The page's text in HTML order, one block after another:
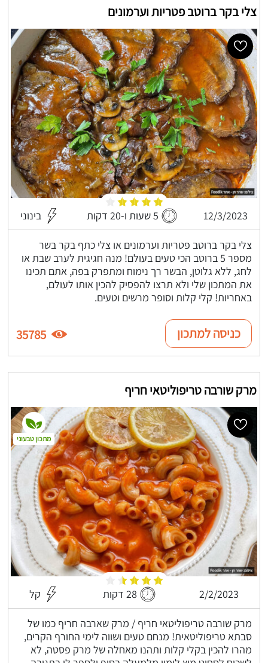
צלי בקר ברוטב פטריות וערמונים
12/3/2023 5 שעות ו-20 דקות בינוני
צלי בקר ברוטב פטריות וערמונים או צלי כתף בקר בשר
מספר 5 ברוטב הכי טעים בעולם! מנה חגיגית לערב שבת או
לחג, ללא גלוטן, הבשר רך נימוח ומתפרק בפה, אתם תכינו
את המתכון שלי ולא תרצו להפסיק להכין אותו לעולם,
באחריות! קלי קלות וסופר מרשים וטעים.
כניסה למתכון 35785
מרק שורבה טריפוליטאי חריף
2/2/2023 28 דקות קל
מרק שורבה טריפוליטאי חריף / מרק שארבה חריף כמו של
סבתא טריפוליטאית! מנחם טעים ושווה לימי החורף הקרים,
מהרו להכין בקלי קלות ותהנו מאחלה של מרק פסטה, לא
מתכון טבעוני